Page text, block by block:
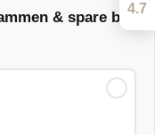
& spare bis4.7